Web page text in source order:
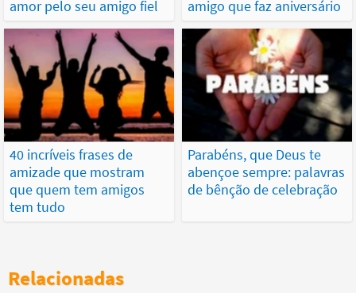
amor pelo seu amigo fiel
amigo que faz aniversário
40 incríveis frases de
amizade que mostram
que quem tem amigos
tem tudo
Parabéns, que Deus te
abençoe sempre: palavras
de bênção de celebração
Relacionadas